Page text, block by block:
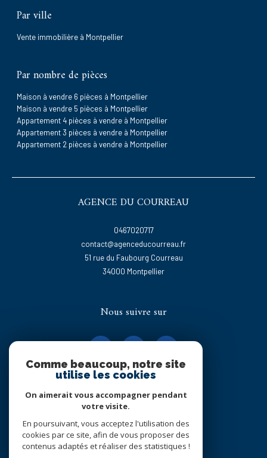
Par ville
Vente immobilière à Montpellier
Par nombre de pièces
Maison à vendre 6 pièces à Montpellier
Maison à vendre 5 pièces à Montpellier
Appartement 4 pièces à vendre à Montpellier
Appartement 3 pièces à vendre à Montpellier
Appartement 2 pièces à vendre à Montpellier
AGENCE DU COURREAU
0467020717
contact@agenceducourreau.fr
51 rue du Faubourg Courreau
34000
montpellier
Nous suivre sur
Adhérents
Comme beaucoup, notre site
utilise les cookies
On aimerait vous accompagner pendant
votre visite.
En poursuivant, vous acceptez l'utilisation des
cookies par ce site, afin de vous proposer des
contenus adaptés et réaliser des statistiques !